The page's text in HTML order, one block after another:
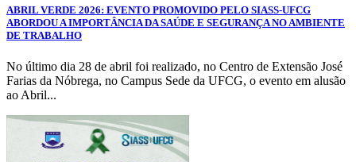
ABRIL VERDE 2026: EVENTO PROMOVIDO PELO SIASS-UFCG
ABORDOU A IMPORTÂNCIA DA SAÚDE E SEGURANÇA NO AMBIENTE
DE TRABALHO
No último dia 28 de abril foi realizado, no Centro de Extensão José
Farias da Nóbrega, no Campus Sede da UFCG, o evento em alusão
ao Abril...